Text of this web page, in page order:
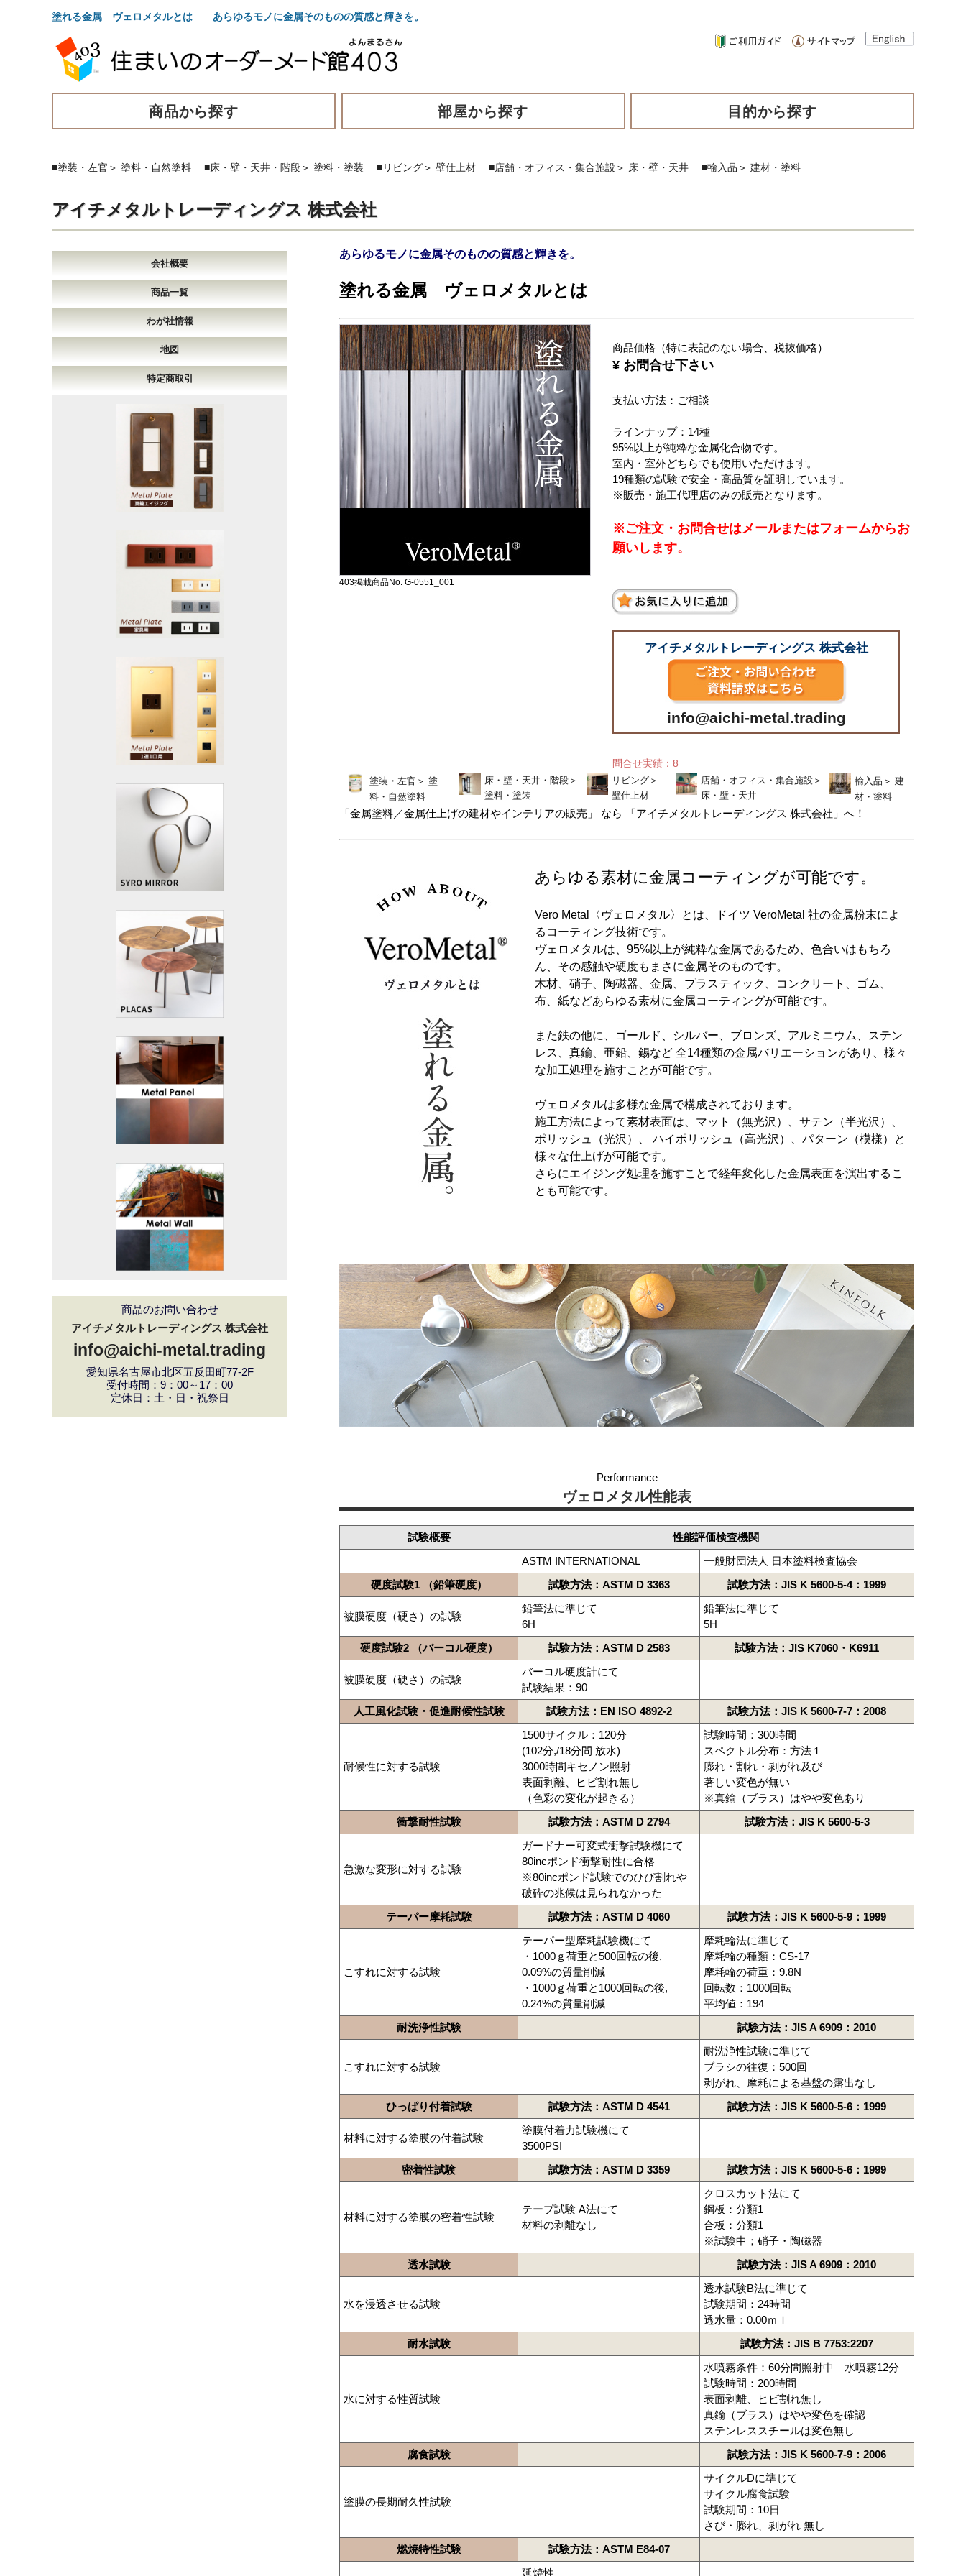
塗れる金属 ヴェロメタルとは あらゆるモノに金属そのものの質感と輝きを。
商品から探す 部屋から探す 目的から探す
■塗装・左官 ＞ 塗料・自然塗料 ■床・壁・天井・階段＞ 塗料・塗装 ■リビング＞ 壁仕上材 ■店舗・オフィス・集合施設 ＞ 床・壁・天井 ■輸入品 ＞ 建材・塗料
アイチメタルトレーディングス 株式会社
会社概要
商品一覧
わが社情報
地図
特定商取引
商品のお問い合わせ
アイチメタルトレーディングス 株式会社
info@aichi-metal.trading
愛知県名古屋市北区五反田町77-2F
受付時間：9：00～17：00
定休日：土・日・祝祭日
あらゆるモノに金属そのものの質感と輝きを。
塗れる金属 ヴェロメタルとは
403掲載商品No. G-0551_001
商品価格（特に表記のない場合、税抜価格）
¥ お問合せ下さい
支払い方法：ご相談
ラインナップ：14種
95%以上が純粋な金属化合物です。
室内・室外どちらでも使用いただけます。
19種類の試験で安全・高品質を証明しています。
※販売・施工代理店のみの販売となります。
※ご注文・お問合せはメールまたはフォームからお
願いします。
アイチメタルトレーディングス 株式会社
info@aichi-metal.trading
問合せ実績：8
塗装・左官 ＞ 塗
料・自然塗料
床・壁・天井・階段 ＞
塗料・塗装
リビング ＞
壁仕上材
店舗・オフィス・集合施設 ＞
床・壁・天井
輸入品 ＞ 建
材・塗料
「金属塗料／金属仕上げの建材やインテリアの販売」 なら 「アイチメタルトレーディングス 株式会社」へ！
あらゆる素材に金属コーティングが可能です。
Vero Metal〈ヴェロメタル〉とは、ドイツ VeroMetal 社の金属粉末によ
るコーティング技術です。
ヴェロメタルは、95%以上が純粋な金属であるため、色合いはもちろ
ん、その感触や硬度もまさに金属そのものです。
木材、硝子、陶磁器、金属、プラスティック、コンクリート、ゴム、
布、紙などあらゆる素材に金属コーティングが可能です。
また鉄の他に、ゴールド、シルバー、ブロンズ、アルミニウム、ステン
レス、真鍮、亜鉛、錫など 全14種類の金属バリエーションがあり、様々
な加工処理を施すことが可能です。
ヴェロメタルは多様な金属で構成されております。
施工方法によって素材表面は、マット（無光沢）、サテン（半光沢）、
ポリッシュ（光沢）、 ハイポリッシュ（高光沢）、パターン（模様）と
様々な仕上げが可能です。
さらにエイジング処理を施すことで経年変化した金属表面を演出するこ
とも可能です。
Performance
ヴェロメタル性能表
試験概要
性能評価検査機関
ASTM INTERNATIONAL
一般財団法人 日本塗料検査協会
硬度試験1 （鉛筆硬度）
試験方法：ASTM D 3363 試験方法：JIS K 5600-5-4：1999
被膜硬度（硬さ）の試験
鉛筆法に準じて
6H
鉛筆法に準じて
5H
硬度試験2 （バーコル硬度）
試験方法：ASTM D 2583 試験方法：JIS K7060・K6911
被膜硬度（硬さ）の試験
バーコル硬度計にて
試験結果：90
人工風化試験・促進耐候性試験
試験方法：EN ISO 4892-2 試験方法：JIS K 5600-7-7：2008
耐候性に対する試験
1500サイクル：120分
(102分,/18分間 放水)
3000時間キセノン照射
表面剥離、ヒビ割れ無し
（色彩の変化が起きる）
試験時間：300時間
スペクトル分布：方法１
膨れ・割れ・剥がれ及び
著しい変色が無い
※真鍮（ブラス）はやや変色あり
衝撃耐性試験
試験方法：ASTM D 2794 試験方法：JIS K 5600-5-3
急激な変形に対する試験
ガードナー可変式衝撃試験機にて
80incポンド衝撃耐性に合格
※80incポンド試験でのひび割れや
破砕の兆候は見られなかった
テーパー摩耗試験
試験方法：ASTM D 4060 試験方法：JIS K 5600-5-9：1999
こすれに対する試験
テーパー型摩耗試験機にて
・1000ｇ荷重と500回転の後,
0.09%の質量削減
・1000ｇ荷重と1000回転の後,
0.24%の質量削減
摩耗輪法に準じて
摩耗輪の種類：CS-17
摩耗輪の荷重：9.8N
回転数：1000回転
平均値：194
耐洗浄性試験
試験方法：JIS A 6909：2010
こすれに対する試験
耐洗浄性試験に準じて
ブラシの往復：500回
剥がれ、摩耗による基盤の露出なし
ひっぱり付着試験
試験方法：ASTM D 4541 試験方法：JIS K 5600-5-6：1999
材料に対する塗膜の付着試験
塗膜付着力試験機にて
3500PSI
密着性試験
試験方法：ASTM D 3359 試験方法：JIS K 5600-5-6：1999
材料に対する塗膜の密着性試験
テープ試験 A法にて
材料の剥離なし
クロスカット法にて
鋼板：分類1
合板：分類1
※試験中；硝子・陶磁器
透水試験
試験方法：JIS A 6909：2010
水を浸透させる試験
透水試験B法に準じて
試験期間：24時間
透水量：0.00ｍｌ
耐水試験
試験方法：JIS B 7753:2207
水に対する性質試験
水噴霧条件：60分間照射中 水噴霧12分
試験時間：200時間
表面剥離、ヒビ割れ無し
真鍮（ブラス）はやや変色を確認
ステンレススチールは変色無し
腐食試験
試験方法：JIS K 5600-7-9：2006
塗膜の長期耐久性試験
サイクルDに準じて
サイクル腐食試験
試験期間：10日
さび・膨れ、剥がれ 無し
燃焼特性試験
試験方法：ASTM E84-07
延焼性